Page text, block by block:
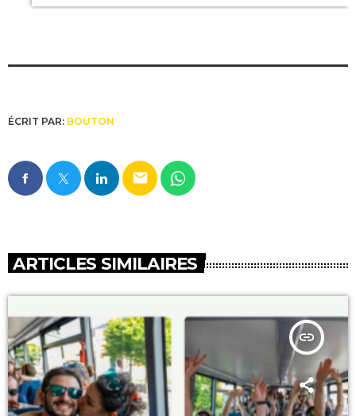
ÉCRIT PAR: BOUTON
email
ARTICLES SIMILAIRES
insert_link